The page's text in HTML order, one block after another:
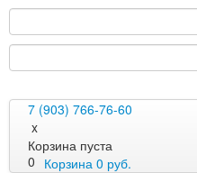
7 (903) 766-76-60
x
Корзина пуста
0 Корзина 0 руб.